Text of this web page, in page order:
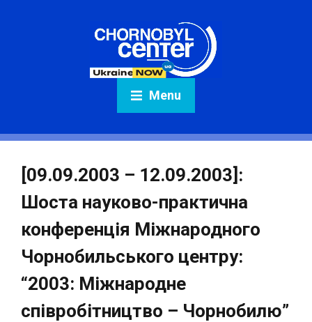
Menu
[09.09.2003 – 12.09.2003]:
Шоста науково-практична
конференція Міжнародного
Чорнобильського центру:
“2003: Міжнародне
співробітництво – Чорнобилю”